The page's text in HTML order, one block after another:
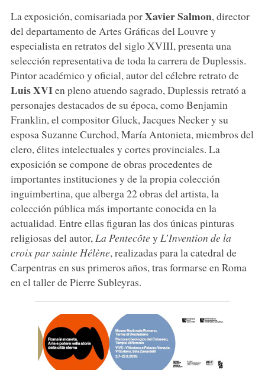
La exposición, comisariada porXavierSalmon, director
del departamento de Artes Gráficas del Louvre y
especialista en retratos del siglo XVIII, presenta una
selección representativa de toda la carrera de Duplessis.
Pintor académico y oficial, autor del célebre retrato de
Luis XVIen pleno atuendo sagrado, Duplessis retrató a
personajes destacados de su época, como Benjamin
Franklin, el compositor Gluck, Jacques Necker y su
esposa Suzanne Curchod, María Antonieta, miembros del
clero, élites intelectuales y cortes provinciales. La
exposición se compone de obras procedentes de
importantes instituciones y de la propia colección
inguimbertina, que alberga 22 obras del artista, la
colección pública más importante conocida en la
actualidad. Entre ellas figuran las dos únicas pinturas
religiosas del autor, La Pentecôtey L’Invention de la
croix par sainte Hélène, realizadas para la catedral de
Carpentras en sus primeros años, tras formarse en Roma
en el taller de Pierre Subleyras.